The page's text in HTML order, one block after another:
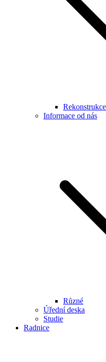
Informace od nás
Různé
Úřední deska
Studie
Radnice